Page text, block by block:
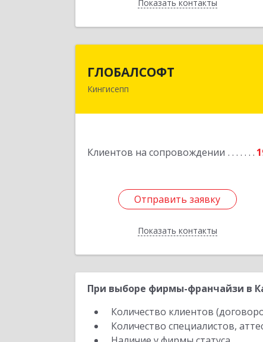
Показать контакты
Назад
ГЛОБАЛСОФТ
Кингисепп
Клиентов на сопровождении
Отправить заявку
Показать контакты
Отправить заявку
Назад
При выборе фирмы-франчайзи в
Количество клиентов
Количество специалистов,